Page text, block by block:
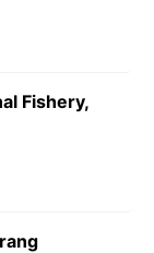
Fishery,